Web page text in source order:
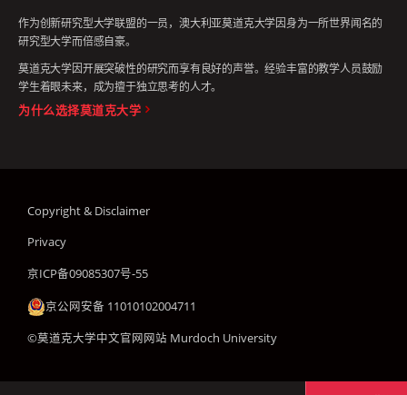
作为创新研究型大学联盟的一员，澳大利亚莫道克大学因身为一所世界闻名的
研究型大学而倍感自豪。
莫道克大学因开展突破性的研究而享有良好的声誉。经验丰富的教学人员鼓励
学生着眼未来，成为擅于独立思考的人才。
为什么选择莫道克大学
Copyright & Disclaimer
Privacy
京ICP备09085307号-55
京公网安备 11010102004711
©莫道克大学中文官网网站 Murdoch University